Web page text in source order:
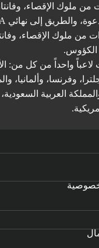
لاعباً واحداً من كل من:
وفرنسا، وألمانيا،
العربية السعودية،